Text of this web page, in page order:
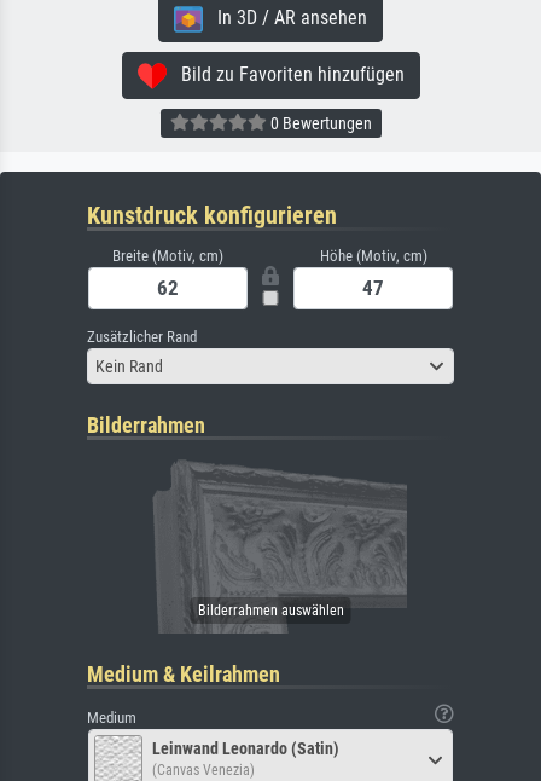
In 3D / AR ansehen
Bild zu Favoriten hinzufügen
0 Bewertungen
Kunstdruck konfigurieren
Breite (Motiv, cm) Höhe (Motiv, cm)
Zusätzlicher Rand
Kein Rand
Bilderrahmen
Medium & Keilrahmen
Medium
Leinwand Leonardo (Satin)
(Canvas Venezia)